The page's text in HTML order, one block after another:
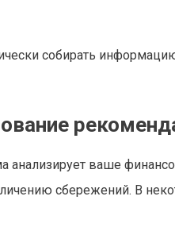
собирать
анализирует ваше
сбережений. В